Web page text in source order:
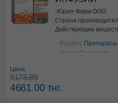
-Юрия-Фарм ООО
Страна
Действующие
Аргинин
Раздел: Препараты
кровообращения
Цена
5178.89
4661.00тнг.